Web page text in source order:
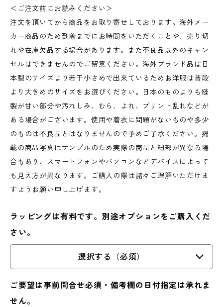
＜ご注文前にお読みください＞
注文を頂いてから商品をお取り寄せしております。海外メー
カー商品のため到着までにお時間をいただくことや、売り切
れや在庫欠品する場合があります。また不良品以外のキャン
セルはできませんのでご留意ください。海外ブランド品は日
本製のサイズより若干小さめで出来ているためお洋服は普段
より大きめのサイズをお選びください。日本のものよりも縫
製が甘い部分や汚れしみ、むら、よれ、プリント乱れなどが
ある場合がございます。使用や着衣に問題がないものや多少
のものは不良品とはなりませんので予めご了承ください。掲
載の商品写真はサンプルのため実際の商品と細部が異なる場
合もあり、スマートフォンやパソコンなどデバイスによって
も見え方が異なります。ご購入の際は諸々ご理解いただけま
すようお願い申し上げます。
ラッピングは有料です。別途オプションをご購入くだ
さい。
選択する（必須）
ご要望は事前問合せ必須・備考欄の日付指定は承れま
せん。